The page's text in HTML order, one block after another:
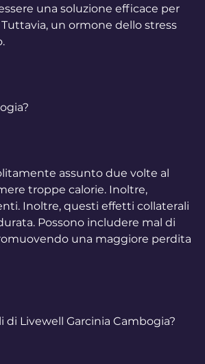
una soluzione efficace per
un ormone dello stress
assunto due volte al
troppe calorie. Inoltre,
Inoltre, questi effetti collaterali
Possono includere mal di
una maggiore perdita
Livewell Garcinia Cambogia?